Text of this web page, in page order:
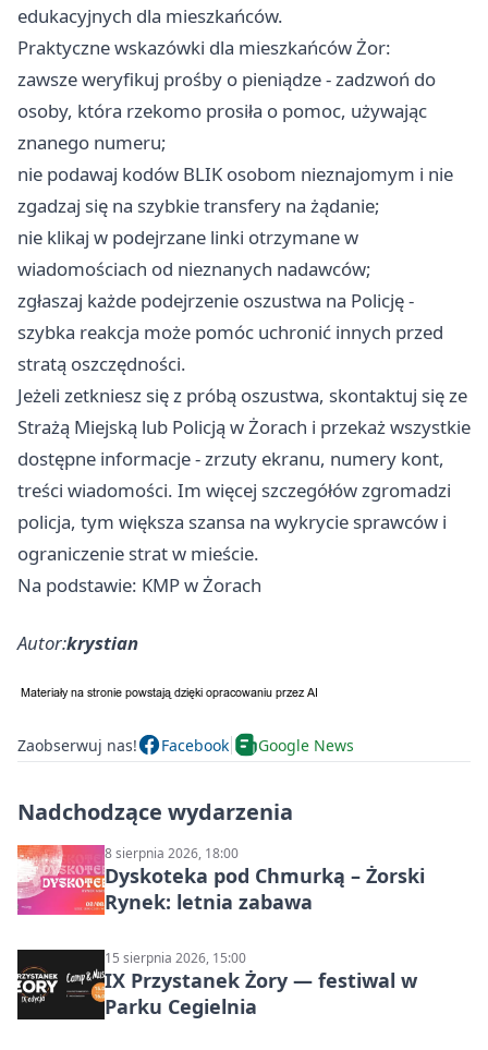
edukacyjnych dla mieszkańców.
Praktyczne wskazówki dla mieszkańców Żor:
zawsze weryfikuj prośby o pieniądze - zadzwoń do
osoby, która rzekomo prosiła o pomoc, używając
znanego numeru;
nie podawaj kodów BLIK osobom nieznajomym i nie
zgadzaj się na szybkie transfery na żądanie;
nie klikaj w podejrzane linki otrzymane w
wiadomościach od nieznanych nadawców;
zgłaszaj każde podejrzenie oszustwa na Policję -
szybka reakcja może pomóc uchronić innych przed
stratą oszczędności.
Jeżeli zetkniesz się z próbą oszustwa, skontaktuj się ze
Strażą Miejską lub Policją w Żorach i przekaż wszystkie
dostępne informacje - zrzuty ekranu, numery kont,
treści wiadomości. Im więcej szczegółów zgromadzi
policja, tym większa szansa na wykrycie sprawców i
ograniczenie strat w mieście.
Na podstawie: KMP w Żorach
Autor:krystian
Zaobserwuj nas! Facebook Google News
Nadchodzące wydarzenia
8 sierpnia 2026, 18:00
Dyskoteka pod Chmurką – Żorski
Rynek: letnia zabawa
15 sierpnia 2026, 15:00
IX Przystanek Żory — festiwal w
Parku Cegielnia